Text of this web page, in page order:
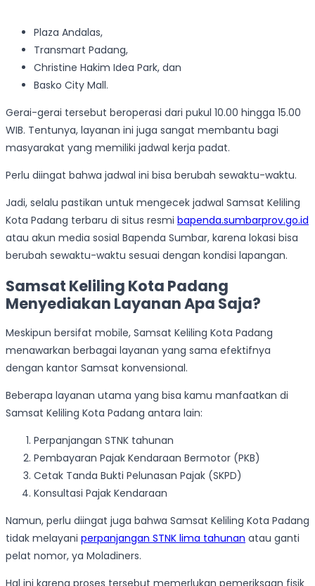
Plaza Andalas,
Transmart Padang,
Christine Hakim Idea Park, dan
Basko City Mall.
Gerai-gerai tersebut beroperasi dari pukul 10.00 hingga 15.00
WIB. Tentunya, layanan ini juga sangat membantu bagi
masyarakat yang memiliki jadwal kerja padat.
Perlu diingat bahwa jadwal ini bisa berubah sewaktu-waktu.
Jadi, selalu pastikan untuk mengecek jadwal Samsat Keliling
Kota Padang terbaru di situs resmi bapenda.sumbarprov.go.id
atau akun media sosial Bapenda Sumbar, karena lokasi bisa
berubah sewaktu-waktu sesuai dengan kondisi lapangan.
Samsat Keliling Kota Padang
Menyediakan Layanan Apa Saja?
Meskipun bersifat mobile, Samsat Keliling Kota Padang
menawarkan berbagai layanan yang sama efektifnya
dengan kantor Samsat konvensional.
Beberapa layanan utama yang bisa kamu manfaatkan di
Samsat Keliling Kota Padang antara lain:
Perpanjangan STNK tahunan
Pembayaran Pajak Kendaraan Bermotor (PKB)
Cetak Tanda Bukti Pelunasan Pajak (SKPD)
Konsultasi Pajak Kendaraan
Namun, perlu diingat juga bahwa Samsat Keliling Kota Padang
tidak melayani perpanjangan STNK lima tahunan atau ganti
pelat nomor, ya Moladiners.